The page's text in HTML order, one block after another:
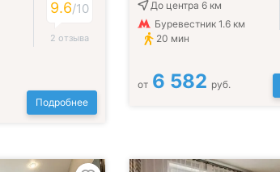
9.6/10
2 отзыва
Подробнее
До центра 6 км
Буревестник 1.6 км
20 мин
от 6 582 руб.